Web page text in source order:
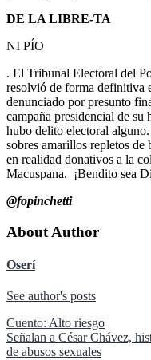
DE LA LIBRE-TA
NI PÍO
. El Tribunal Electoral del
resolvió de forma definitiva
denunciado por presunto
campaña presidencial de
hubo delito electoral
sobres amarillos repletos
en realidad donativos a la
Macuspana. ¡Bendito sea
@fopinchetti
About Author
Oserí
See author's posts
Navegación
de
Cuento: Alto riesgo
Señalan a César Chávez,
de abusos sexuales